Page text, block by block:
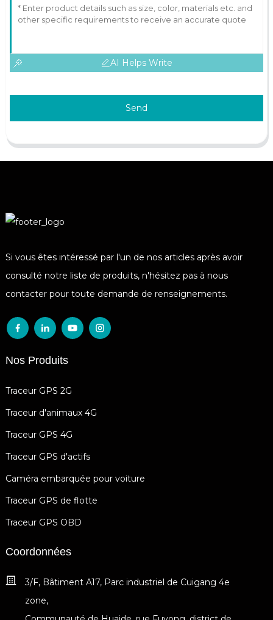
AI Helps Write
Send
Si vous êtes intéressé par l'un de nos articles après avoir
consulté notre liste de produits, n'hésitez pas à nous
contacter pour toute demande de renseignements.
Nos Produits
Traceur GPS 2G
Traceur d'animaux 4G
Traceur GPS 4G
Traceur GPS d'actifs
Caméra embarquée pour voiture
Traceur GPS de flotte
Traceur GPS OBD
Coordonnées
3/F, Bâtiment A17, Parc industriel de Cuigang 4e
zone,